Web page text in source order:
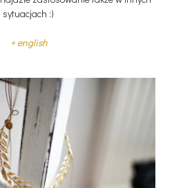
sytuacjach :)
+ english